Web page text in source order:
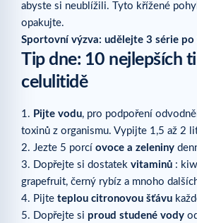
abyste si neublížili. Tyto křížené
opakujte.
Sportovní výzva: udělejte 3 série po
Tip dne: 10 nejlepších
celulitidě
1. Pijte vodu, pro podpoření
toxinů z organismu. Vypijte 1,5 až 2
2. Jezte 5 porcí ovoce a zeleniny
3. Dopřejte si dostatek vitaminů :
grapefruit, černý rybíz a mnoho
4. Pijte teplou citronovou šťávu
5. Dopřejte si proud studené vody